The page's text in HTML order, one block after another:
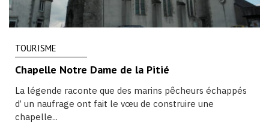
TOURISME
Chapelle Notre Dame de la Pitié
La légende raconte que des marins pêcheurs échappés
d’ un naufrage ont fait le vœu de construire une
chapelle...